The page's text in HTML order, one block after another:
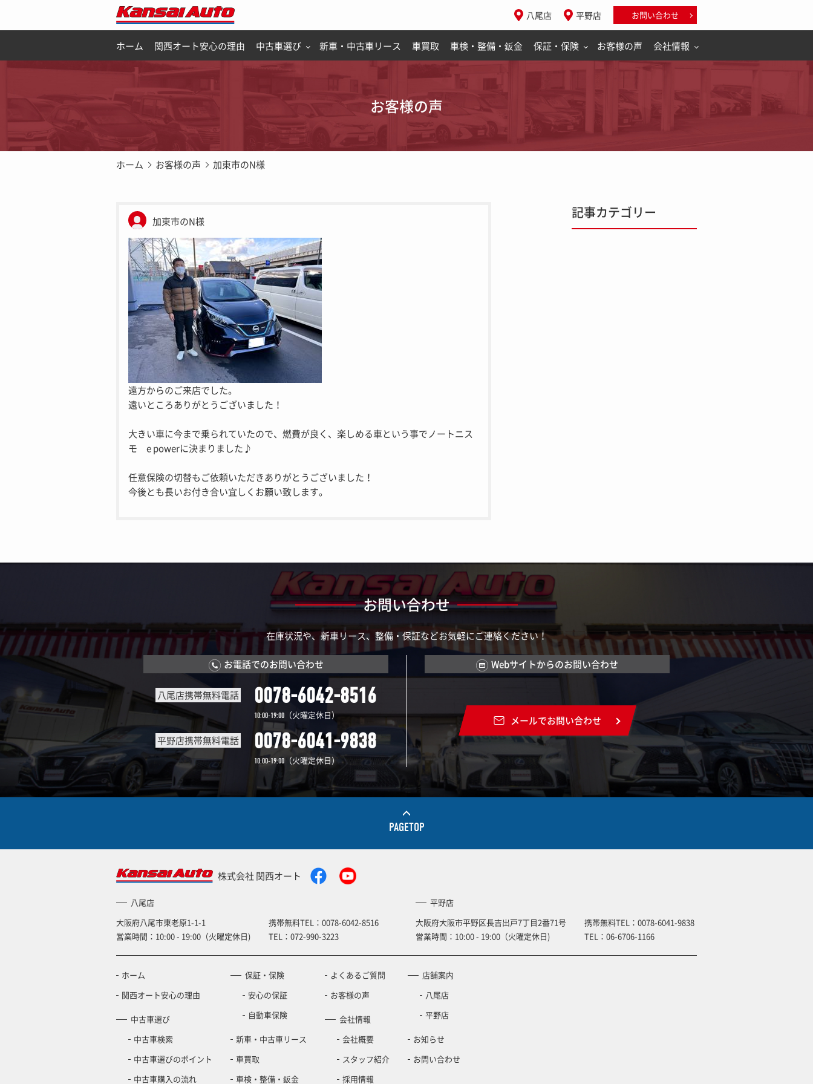
八尾店 平野店 お問い合わせ
ホーム 関西オート安心の理由 中古車選び 新車・中古車リース 車買取 車検・整備・鈑金 保証・保険 お客様の声 会社情報
お客様の声
ホーム お客様の声 加東市のN様
加東市のN様
遠方からのご来店でした。
遠いところありがとうございました！
大きい車に今まで乗られていたので、燃費が良く、楽しめる車という事でノートニス
モ e powerに決まりました♪
任意保険の切替もご依頼いただきありがとうございました！
今後とも長いお付き合い宜しくお願い致します。
記事カテゴリー
お問い合わせ
在庫状況や、新車リース、整備・保証などお気軽にご連絡ください！
お電話でのお問い合わせ
八尾店携帯無料電話 0078-6042-8516
10:00-19:00 （火曜定休日）
平野店携帯無料電話 0078-6041-9838
10:00-19:00 （火曜定休日）
Webサイトからのお問い合わせ
メールでお問い合わせ
PAGETOP
株式会社 関西オート
八尾店
大阪府八尾市東老原1-1-1
営業時間：10:00 - 19:00（火曜定休日)
携帯無料TEL： 0078-6042-8516
TEL： 072-990-3223
平野店
大阪府大阪市平野区長吉出戸7丁目2番71号
営業時間：10:00 - 19:00（火曜定休日)
携帯無料TEL： 0078-6041-9838
TEL： 06-6706-1166
ホーム
関西オート安心の理由
中古車選び
中古車検索
中古車選びのポイント
中古車購入の流れ
保証・保険
安心の保証
自動車保険
新車・中古車リース
車買取
車検・整備・鈑金
よくあるご質問
お客様の声
会社情報
会社概要
スタッフ紹介
採用情報
店舗案内
八尾店
平野店
お知らせ
お問い合わせ